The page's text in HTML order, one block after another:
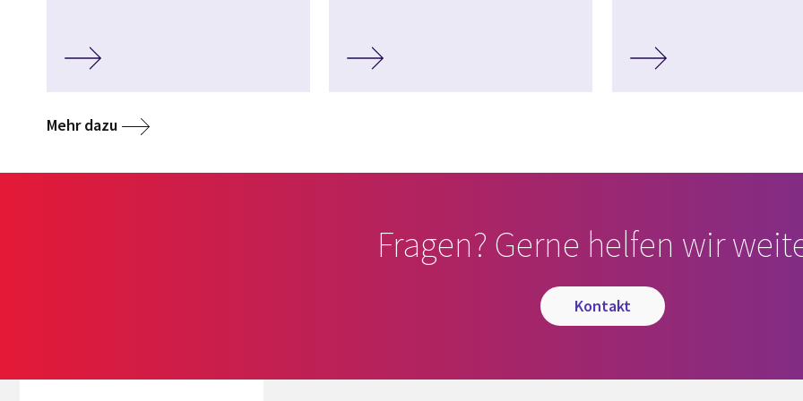
Mehr dazu
Fragen? Gerne helfen wir
kontakt